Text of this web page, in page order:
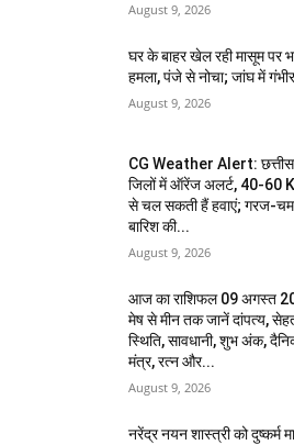
August 9, 2026
घर के बाहर खेल रही मासूम पर
हमला, पंजे से नोचा; जांघ में
August 9, 2026
CG Weather Alert:
जिलों में ऑरेंज अलर्ट, 40-60
से चल सकती हैं हवाएं; गरज-
बारिश की...
August 9, 2026
आज का राशिफल 09 अगस्त
मेष से मीन तक जानें दांपत्य,
स्थिति, सावधानी, शुभ अंक,
मंत्र, रत्न और...
August 9, 2026
नरेंद्र नयन शास्त्री को दुष्कर्म